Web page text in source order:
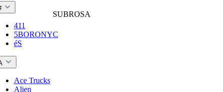
411
5BORONYC
éS
Ace Trucks
Alien
SUBROSA